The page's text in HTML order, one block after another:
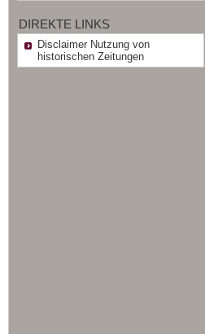
DIREKTE LINKS
Disclaimer Nutzung von
historischen Zeitungen